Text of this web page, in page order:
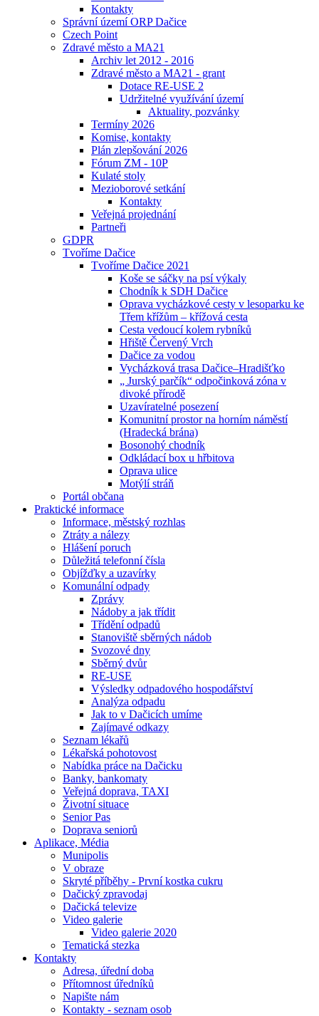
Kontakty
Správní území ORP Dačice
Czech Point
Zdravé město a MA21
Archiv let 2012 - 2016
Zdravé město a MA21 - grant
Dotace RE-USE 2
Udržitelné využívání území
Aktuality, pozvánky
Termíny 2026
Komise, kontakty
Plán zlepšování 2026
Fórum ZM - 10P
Kulaté stoly
Mezioborové setkání
Kontakty
Veřejná projednání
Partneři
GDPR
Tvoříme Dačice
Tvoříme Dačice 2021
Koše se sáčky na psí výkaly
Chodník k SDH Dačice
Oprava vycházkové cesty v lesoparku ke
Třem křížům – křížová cesta
Cesta vedoucí kolem rybníků
Hřiště Červený Vrch
Dačice za vodou
Vycházková trasa Dačice–Hradišťko
„ Jurský parčík“ odpočinková zóna v
divoké přírodě
Uzavíratelné posezení
Komunitní prostor na horním náměstí
(Hradecká brána)
Bosonohý chodník
Odkládací box u hřbitova
Oprava ulice
Motýlí stráň
Portál občana
Praktické informace
Informace, městský rozhlas
Ztráty a nálezy
Hlášení poruch
Důležitá telefonní čísla
Objížďky a uzavírky
Komunální odpady
Zprávy
Nádoby a jak třídit
Třídění odpadů
Stanoviště sběrných nádob
Svozové dny
Sběrný dvůr
RE-USE
Výsledky odpadového hospodářství
Analýza odpadu
Jak to v Dačicích umíme
Zajímavé odkazy
Seznam lékařů
Lékařská pohotovost
Nabídka práce na Dačicku
Banky, bankomaty
Veřejná doprava, TAXI
Životní situace
Senior Pas
Doprava seniorů
Aplikace, Média
Munipolis
V obraze
Skryté příběhy - První kostka cukru
Dačický zpravodaj
Dačická televize
Video galerie
Video galerie 2020
Tematická stezka
Kontakty
Adresa, úřední doba
Přítomnost úředníků
Napište nám
Kontakty - seznam osob